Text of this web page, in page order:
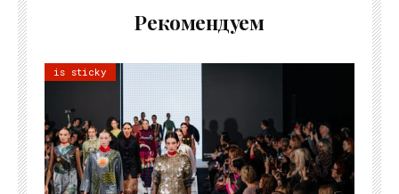
Рекомендуем
is sticky